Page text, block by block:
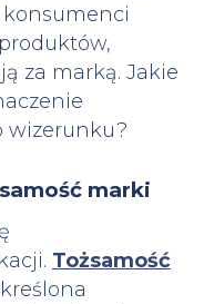
konsumenci
za marką. Jakie
wizerunku?
marki
Tożsamość